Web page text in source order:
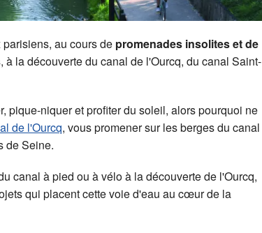
parisiens, au coursde promenades insolites et de
, à la découverte du canal de l'Ourcq, du canal Saint-
pique-niquer et profiter du soleil, alors pourquoi ne
de l'Ourcq, vous promener sur les berges du canal
de Seine.
canal à pied ou à vélo à la découverte de l'Ourcq,
qui placent cette voie d'eau au cœur de la